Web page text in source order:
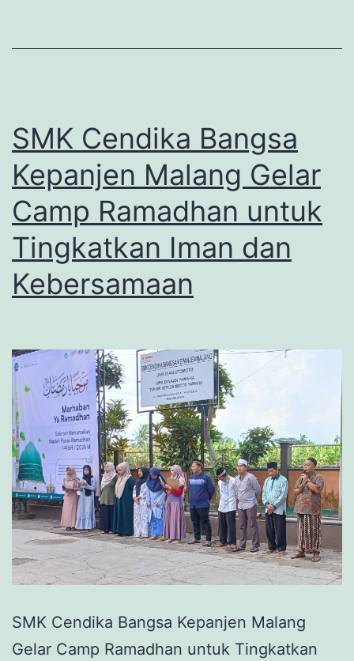
SMK Cendika Bangsa
Kepanjen Malang Gelar
Camp Ramadhan untuk
Tingkatkan Iman dan
Kebersamaan
SMK Cendika Bangsa Kepanjen Malang
Gelar Camp Ramadhan untuk Tingkatkan